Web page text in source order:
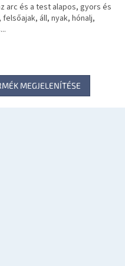
arc és a test alapos, gyors és
áll, nyak, hónalj,
MEGJELENÍTÉSE